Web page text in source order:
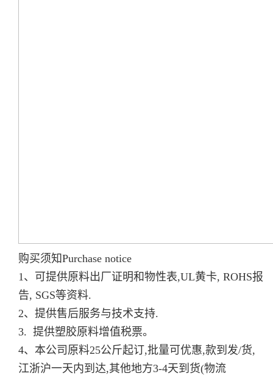
购买须知Purchase notice
1、可提供原料出厂证明和物性表,UL黄卡, ROHS报
告, SGS等资料.
2、提供售后服务与技术支持.
3. 提供塑胶原料增值税票。
4、本公司原料25公斤起订,批量可优惠,款到发/货,
江浙沪一天内到达,其他地方3-4天到货(物流